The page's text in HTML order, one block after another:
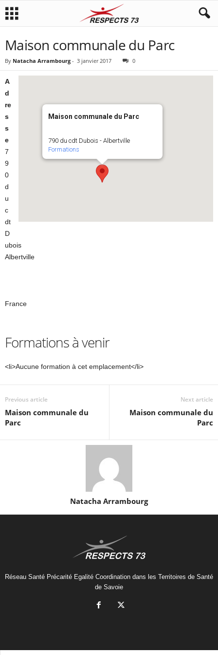
Maison communale du Parc
By Natacha Arrambourg - 3 janvier 2017 0
Maison communale du Parc
790 du cdt Dubois - Albertville
Formations
A
d
re
s
s
e
7
9
0
d
u
c
dt
D
ubois
Albertville
France
Formations à venir
<li>Aucune formation à cet emplacement</li>
Previous article
Maison communale du
Parc
Next article
Maison communale du
Parc
Natacha Arrambourg
Réseau Santé Précarité Egalité Coordination dans les Territoires de Santé
de Savoie